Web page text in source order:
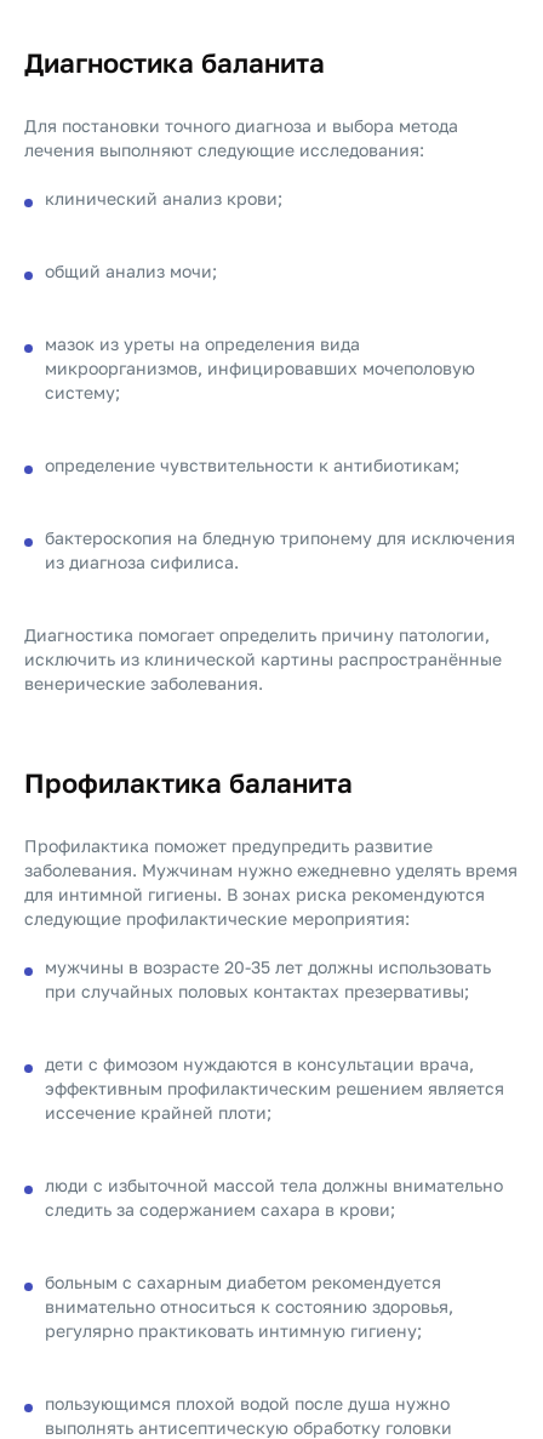
Диагностика баланита
Для постановки точного диагноза и выбора метода
лечения выполняют следующие исследования:
клинический анализ крови;
общий анализ мочи;
мазок из уреты на определения вида
микроорганизмов, инфицировавших мочеполовую
систему;
определение чувствительности к антибиотикам;
бактероскопия на бледную трипонему для исключения
из диагноза сифилиса.
Диагностика помогает определить причину патологии,
исключить из клинической картины распространённые
венерические заболевания.
Профилактика баланита
Профилактика поможет предупредить развитие
заболевания. Мужчинам нужно ежедневно уделять время
для интимной гигиены. В зонах риска рекомендуются
следующие профилактические мероприятия:
мужчины в возрасте 20-35 лет должны использовать
при случайных половых контактах презервативы;
дети с фимозом нуждаются в консультации врача,
эффективным профилактическим решением является
иссечение крайней плоти;
люди с избыточной массой тела должны внимательно
следить за содержанием сахара в крови;
больным с сахарным диабетом рекомендуется
внимательно относиться к состоянию здоровья,
регулярно практиковать интимную гигиену;
пользующимся плохой водой после душа нужно
выполнять антисептическую обработку головки